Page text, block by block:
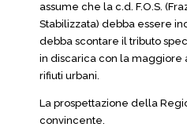
assume che la c.d. F.O.S.
Stabilizzata) debba essere
debba scontare il tributo
in discarica con la maggiore
rifiuti urbani.
La prospettazione della
convincente.